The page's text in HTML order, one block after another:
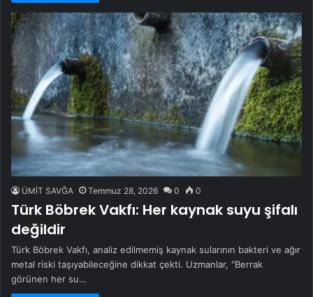
ÜMİT SAVĞA Temmuz 28, 2026 0 0
Türk Böbrek Vakfı: Her kaynak suyu şifalı
değildir
Türk Böbrek Vakfı, analiz edilmemiş kaynak sularının bakteri ve ağır
metal riski taşıyabileceğine dikkat çekti. Uzmanlar, "Berrak
görünen her su…